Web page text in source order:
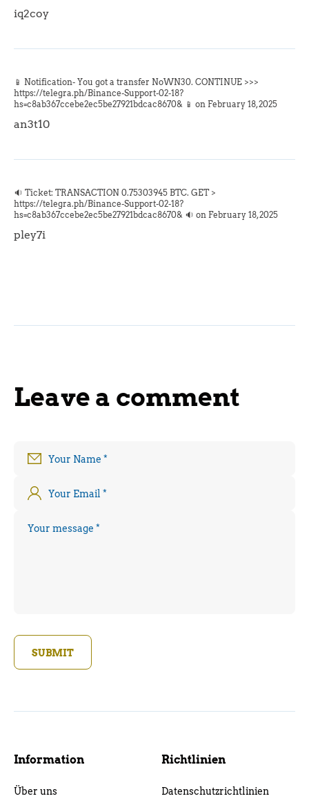
iq2coy
an3t10
📱 Notification- You got a transfer NoWN30. CONTINUE >>>
https://telegra.ph/Binance-Support-02-18?
hs=c8ab367ccebe2ec5be27921bdcac8670& 📱 on February 18, 2025
pley7i
🔉 Ticket: TRANSACTION 0.75303945 BTC. GET >
https://telegra.ph/Binance-Support-02-18?
hs=c8ab367ccebe2ec5be27921bdcac8670& 🔉 on February 18, 2025
Leave a comment
Your Name *
Your Email *
Your message *
SUBMIT
Information
Über uns
Richtlinien
Datenschutzrichtlinien